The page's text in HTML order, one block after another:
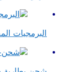
البرمجيات